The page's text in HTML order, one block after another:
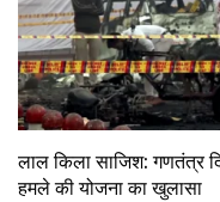
लाल किला साजिश: गणतंत्र
हमले की योजना का खुलासा